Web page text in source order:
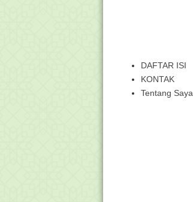
DAFTAR ISI
KONTAK
Tentang Saya